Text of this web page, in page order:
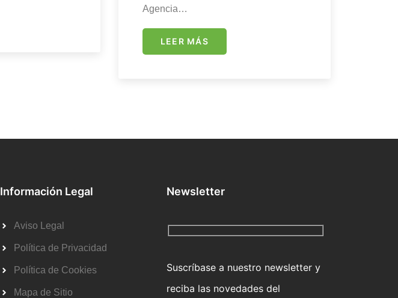
Agencia…
LEER MÁS
Información Legal
Aviso Legal
Política de Privacidad
Política de Cookies
Mapa de Sitio
Newsletter
Suscríbase a nuestro newsletter y
reciba las novedades del